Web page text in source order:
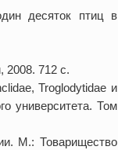
десяток птиц в
712 с.
Troglodytidae и
университета. Том
М.: Товарищество